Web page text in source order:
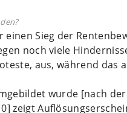
einen Sieg der
noch viele
aus, während das
wurde [nach
zeigt